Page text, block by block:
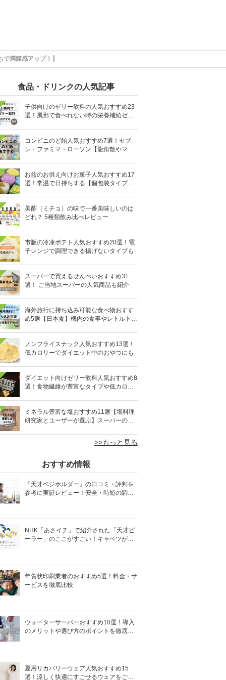
満腹感アップ！】
食品・ドリンクの人気記事
子供向けのゼリー飲料の人気おすすめ23
選！風邪で食べれない時の栄養補給ゼリ
コンビニのど飴人気おすすめ7選！セブ
ン・ファミマ・ローソン【龍角散やマヌ
お盆のお供え向けお菓子人気おすすめ17
選！常温で日持ちする【個包装タイプ
美酢（ミチョ）の味で一番美味しいのは
どれ？ 5種類飲み比べレビュー
市販の冷凍ポテト人気おすすめ20選！電
子レンジで調理できる揚げないタイプも
スーパーで買えるせんべいおすすめ31
選！ ご当地スーパーの人気商品も紹介
海外旅行に持ち込み可能な食べ物おすす
め5選【日本食】機内の食事やレトルト食
ノンフライスナック人気おすすめ13選！
低カロリーでダイエット中のおやつにも
ダイエット向けゼリー飲料人気おすすめ8
選！食物繊維が豊富なタイプや低カロリ
ミネラル豊富な塩おすすめ11選【塩料理
研究家とユーザーが選ぶ】スーパーの人
>>もっと見る
おすすめ情報
『天才ベジホルダー』の口コミ・評判を
参考に実証レビュー！安全・時短の調理
NHK「あさイチ」で紹介された「天才ピ
ーラー」のここがすごい！キャベツがほ
年賀状印刷業者のおすすめ5選！料金・サ
ービスを徹底比較
ウォーターサーバーおすすめ10選！導入
のメリットや選び方のポイントを徹底解
夏用リカバリーウェア人気おすすめ15
選！涼しく快適にすごせるウェアをご紹